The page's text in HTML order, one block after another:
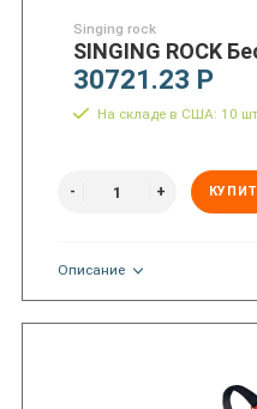
Singing rock
SINGING ROCK
30721.23 Р
На складе в США: 10
Описание